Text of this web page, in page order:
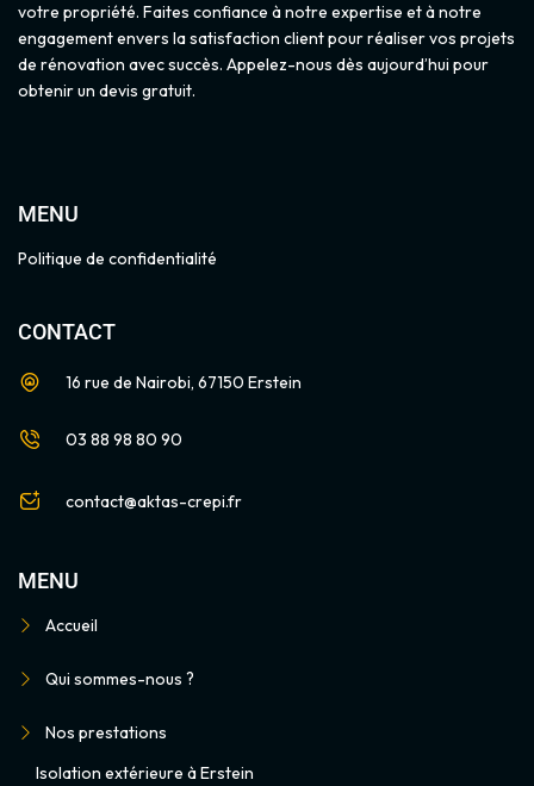
votre propriété. Faites confiance à notre expertise et à notre
engagement envers la satisfaction client pour réaliser vos projets
de rénovation avec succès. Appelez-nous dès aujourd’hui pour
obtenir un devis gratuit.
MENU
Politique de confidentialité
CONTACT
16 rue de Nairobi, 67150 Erstein
03 88 98 80 90
contact@aktas-crepi.fr
MENU
Accueil
Qui sommes-nous ?
Nos prestations
Isolation extérieure à Erstein